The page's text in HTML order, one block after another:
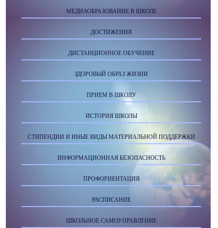
МЕДИАОБРАЗОВАНИЕ В ШКОЛЕ
ДОСТИЖЕНИЯ
ДИСТАНЦИОННОЕ ОБУЧЕНИЕ
ЗДОРОВЫЙ ОБРАЗ ЖИЗНИ
ПРИЕМ В ШКОЛУ
ИСТОРИЯ ШКОЛЫ
СТИПЕНДИИ И ИНЫЕ ВИДЫ МАТЕРИАЛЬНОЙ ПОДДЕРЖКИ
ИНФОРМАЦИОННАЯ БЕЗОПАСНОСТЬ
ПРОФОРИЕНТАЦИЯ
РАСПИСАНИЕ
ШКОЛЬНОЕ САМОУПРАВЛЕНИЕ